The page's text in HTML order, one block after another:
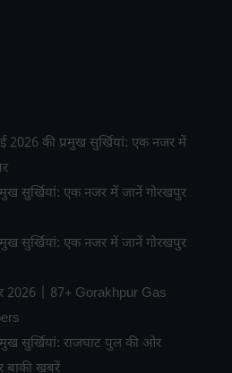
की प्रमुख सुर्खियां: एक नजर में
सुर्खियां: एक नजर में जानें गोरखपुर
सुर्खियां: एक नजर में जानें गोरखपुर
2026 | 87+ Gorakhpur Gas
सुर्खियां: राजघाट पुल की ओर
बाकी खबरें